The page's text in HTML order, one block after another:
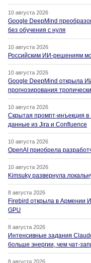
10 августа 2026
Google DeepMind
без обучения с нуля
10 августа 2026
Российским ИИ-решениям
10 августа 2026
Google DeepMind открыла
прогнозирования
10 августа 2026
Скрытая промпт-инъекция в
данные из Jira и Confluence
10 августа 2026
OpenAI приобрела
10 августа 2026
Kimsuky развернула
8 августа 2026
Firebird открыла в Армении
GPU
8 августа 2026
Интенсивные задания
больше энергии, чем чат-
8 августа 2026